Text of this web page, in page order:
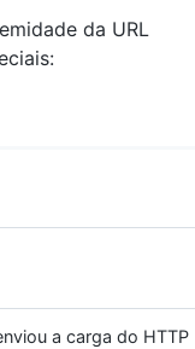
da URL
a carga do HTTP